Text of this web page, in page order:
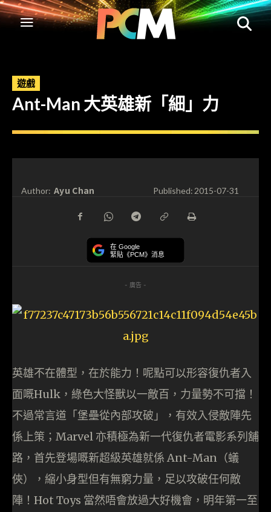
遊戲
Ant-Man 大英雄新「細」力
Author: Ayu Chan Published:2015-07-31
在 Google
緊貼《PCM》消息
- 廣告 -
英雄不在體型，在於能力！呢點可以形容復仇者入
面嘅Hulk，綠色大怪獸以一敵百，力量勢不可擋！
不過常言道「堡壘從內部攻破」，有效入侵敵陣先
係上策；Marvel 亦積極為新一代復仇者電影系列舖
路，首先登場嘅新超級英雄就係 Ant-Man（蟻
俠），縮小身型但有無窮力量，足以攻破任何敵
陣！Hot Toys 當然唔會放過大好機會，明年第一至